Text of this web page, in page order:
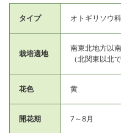
タイプ オトギリソウ
栽培適地
南東北地方以南
（北関東以北
花色 黄
開花期 7～8月